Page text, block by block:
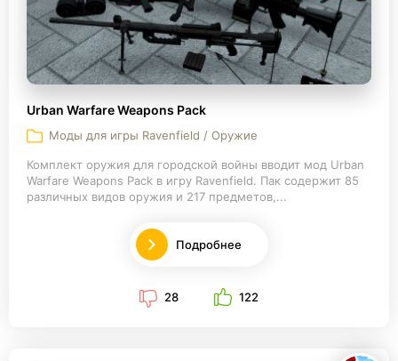
Urban Warfare Weapons Pack
Моды для игры Ravenfield / Оружие
Комплект оружия для городской войны вводит мод Urban
Warfare Weapons Pack в игру Ravenfield. Пак содержит 85
различных видов оружия и 217 предметов,...
Подробнее
28 122